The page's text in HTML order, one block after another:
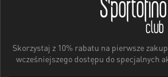
Skorzystaj z 10% rabatu na pierwsze
wcześniejszego dostępu do specjalnych